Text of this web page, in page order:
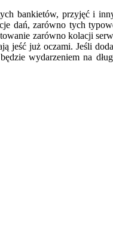
bankietów, przyjęć i
dań, zarówno tych
zarówno kolacji
jeść już oczami. Jeśli
wydarzeniem na